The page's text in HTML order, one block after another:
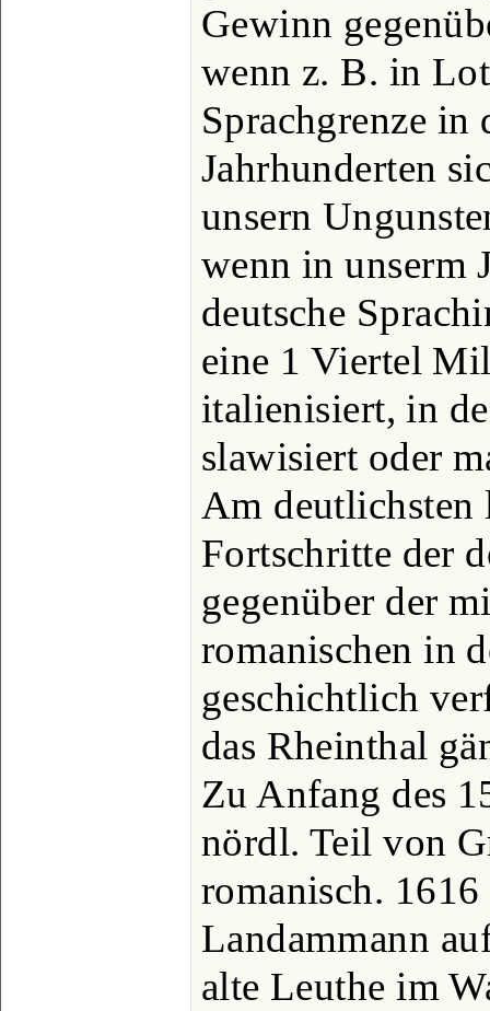
Gewinn
wenn z. B. in
Sprachgrenze in
Jahrhunderten
unsern
wenn in unserm
deutsche
eine 1 Viertel
italienisiert, in
slawisiert oder
Am deutlichsten
Fortschritte der
gegenüber der
romanischen in
geschichtlich
das Rheinthal
Zu Anfang des
nördl. Teil von
romanisch.
Landammann
alte Leuthe im